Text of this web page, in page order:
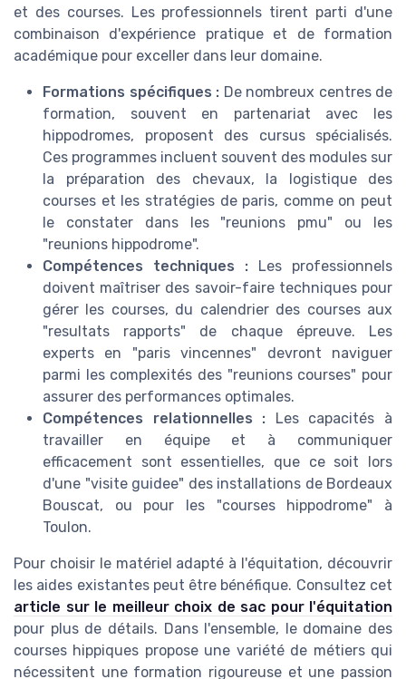
et des courses. Les professionnels tirent parti d'une
combinaison d'expérience pratique et de formation
académique pour exceller dans leur domaine.
Formations spécifiques : De nombreux centres de
formation, souvent en partenariat avec les
hippodromes, proposent des cursus spécialisés.
Ces programmes incluent souvent des modules sur
la préparation des chevaux, la logistique des
courses et les stratégies de paris, comme on peut
le constater dans les "reunions pmu" ou les
"reunions hippodrome".
Compétences techniques : Les professionnels
doivent maîtriser des savoir-faire techniques pour
gérer les courses, du calendrier des courses aux
"resultats rapports" de chaque épreuve. Les
experts en "paris vincennes" devront naviguer
parmi les complexités des "reunions courses" pour
assurer des performances optimales.
Compétences relationnelles : Les capacités à
travailler en équipe et à communiquer
efficacement sont essentielles, que ce soit lors
d'une "visite guidee" des installations de Bordeaux
Bouscat, ou pour les "courses hippodrome" à
Toulon.
Pour choisir le matériel adapté à l'équitation, découvrir
les aides existantes peut être bénéfique. Consultez cet
article sur le meilleur choix de sac pour l'équitation
pour plus de détails. Dans l'ensemble, le domaine des
courses hippiques propose une variété de métiers qui
nécessitent une formation rigoureuse et une passion